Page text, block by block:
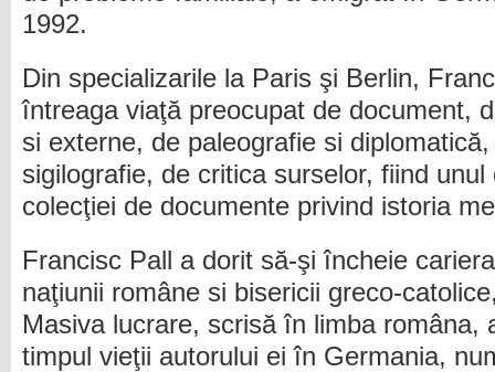
1992.
Din specializarile la Paris şi Berlin,
întreaga viaţă preocupat de document,
si externe, de paleografie si
sigilografie, de critica surselor, fiind
colecţiei de documente privind istoria
Francisc Pall a dorit să-şi încheie
naţiunii române si bisericii greco-
Masiva lucrare, scrisă în limba româna,
timpul vieţii autorului ei în Germania,